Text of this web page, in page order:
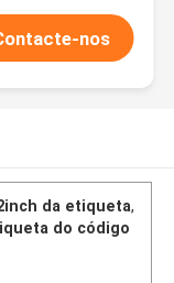
nos
da etiqueta,
do código